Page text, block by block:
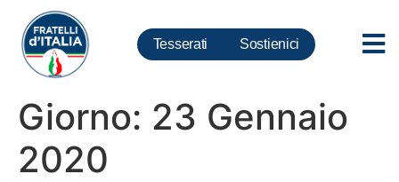
Tesserati Sostienici
Giorno: 23 Gennaio
2020